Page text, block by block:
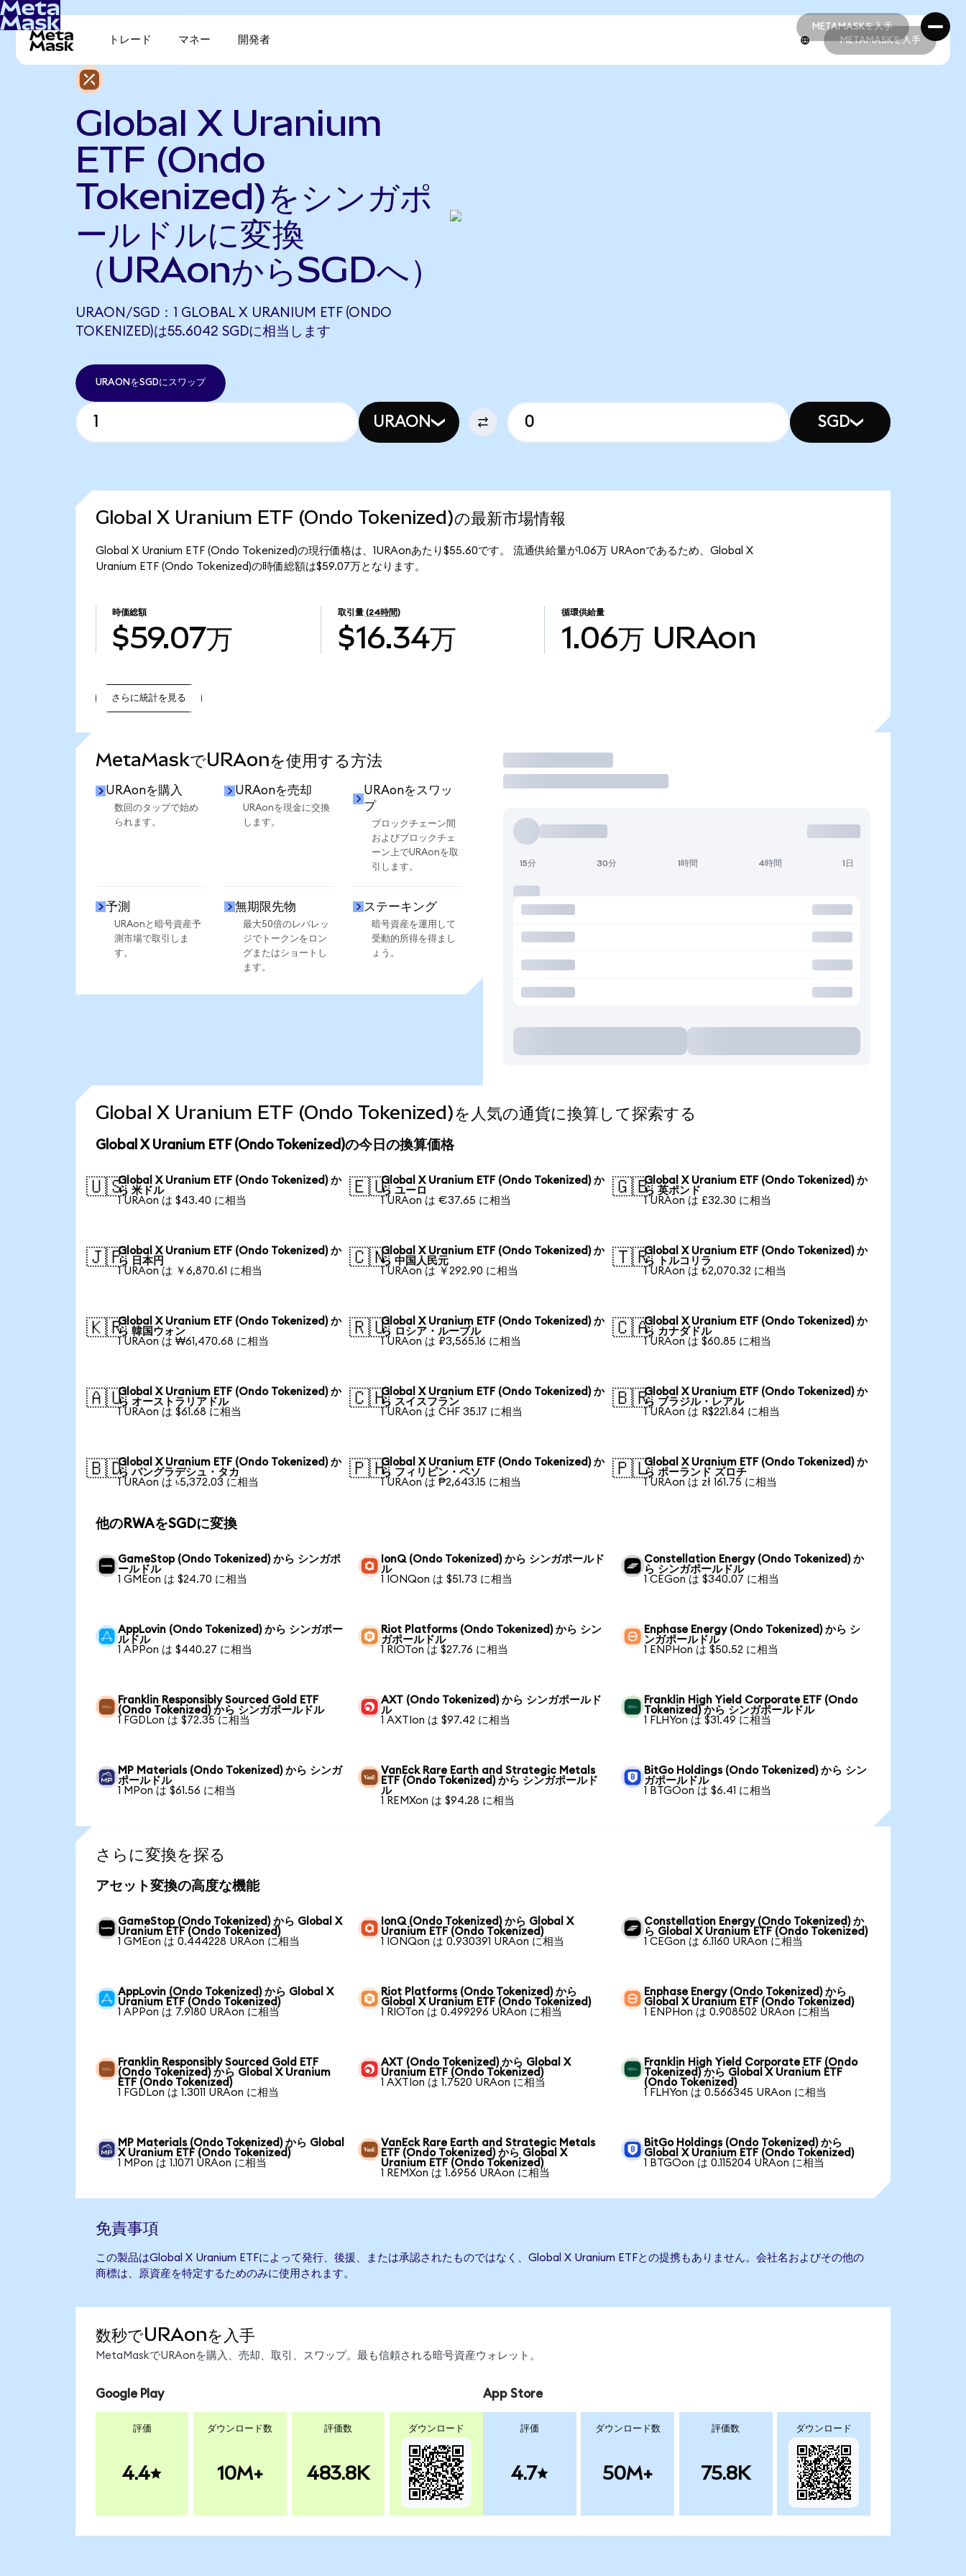
METAMASKを入手
METAMASKを入手
トレード マネー 開発者 METAMASKを入手
Global X Uranium
ETF (Ondo
Tokenized)をシンガポ
ールドルに変換
（URAonからSGDへ）
URAON/SGD：1 GLOBAL X URANIUM ETF (ONDO
TOKENIZED)は55.6042 SGDに相当します
URAONをSGDにスワップ
URAON SGD
Global X Uranium ETF (Ondo Tokenized)の最新市場情報
Global X Uranium ETF (Ondo Tokenized)の現行価格は、1URAonあたり$55.60です。 流通供給量が1.06万 URAonであるため、Global X
Uranium ETF (Ondo Tokenized)の時価総額は$59.07万となります。
時価総額
$59.07万
取引量 (24時間)
$16.34万
循環供給量
1.06万 URAon
さらに統計を見る
MetaMaskでURAonを使用する方法
URAonを購入
数回のタップで始め
られます。
URAonを売却
URAonを現金に交換
します。
URAonをスワッ
プ
ブロックチェーン間
およびブロックチェ
ーン上でURAonを取
引します。
予測
URAonと暗号資産予
測市場で取引しま
す。
無期限先物
最大50倍のレバレッ
ジでトークンをロン
グまたはショートし
ます。
ステーキング
暗号資産を運用して
受動的所得を得まし
ょう。
取引
15分 30分 1時間 4時間 1日
Global X Uranium ETF (Ondo Tokenized)を人気の通貨に換算して探索する
Global X Uranium ETF (Ondo Tokenized)の今日の換算価格
🇺🇸Global X Uranium ETF (Ondo Tokenized) か
ら 米ドル
1 URAon は $43.40 に相当
🇪🇺Global X Uranium ETF (Ondo Tokenized) か
ら ユーロ
1 URAon は €37.65 に相当
🇬🇧Global X Uranium ETF (Ondo Tokenized) か
ら 英ポンド
1 URAon は £32.30 に相当
🇯🇵Global X Uranium ETF (Ondo Tokenized) か
ら 日本円
1 URAon は ￥6,870.61 に相当
🇨🇳Global X Uranium ETF (Ondo Tokenized) か
ら 中国人民元
1 URAon は ￥292.90 に相当
🇹🇷Global X Uranium ETF (Ondo Tokenized) か
ら トルコリラ
1 URAon は ₺2,070.32 に相当
🇰🇷Global X Uranium ETF (Ondo Tokenized) か
ら 韓国ウォン
1 URAon は ₩61,470.68 に相当
🇷🇺Global X Uranium ETF (Ondo Tokenized) か
ら ロシア・ルーブル
1 URAon は ₽3,565.16 に相当
🇨🇦Global X Uranium ETF (Ondo Tokenized) か
ら カナダドル
1 URAon は $60.85 に相当
🇦🇺Global X Uranium ETF (Ondo Tokenized) か
ら オーストラリアドル
1 URAon は $61.68 に相当
🇨🇭Global X Uranium ETF (Ondo Tokenized) か
ら スイスフラン
1 URAon は CHF 35.17 に相当
🇧🇷Global X Uranium ETF (Ondo Tokenized) か
ら ブラジル・レアル
1 URAon は R$221.84 に相当
🇧🇩Global X Uranium ETF (Ondo Tokenized) か
ら バングラデシュ・タカ
1 URAon は ৳5,372.03 に相当
🇵🇭Global X Uranium ETF (Ondo Tokenized) か
ら フィリピン・ペソ
1 URAon は ₱2,643.15 に相当
🇵🇱Global X Uranium ETF (Ondo Tokenized) か
ら ポーランド ズロチ
1 URAon は zł 161.75 に相当
他のRWAをSGDに変換
GameStop (Ondo Tokenized) から シンガポ
ールドル
1 GMEon は $24.70 に相当
IonQ (Ondo Tokenized) から シンガポールド
ル
1 IONQon は $51.73 に相当
Constellation Energy (Ondo Tokenized) か
ら シンガポールドル
1 CEGon は $340.07 に相当
AppLovin (Ondo Tokenized) から シンガポー
ルドル
1 APPon は $440.27 に相当
Riot Platforms (Ondo Tokenized) から シン
ガポールドル
1 RIOTon は $27.76 に相当
Enphase Energy (Ondo Tokenized) から シ
ンガポールドル
1 ENPHon は $50.52 に相当
Franklin Responsibly Sourced Gold ETF
(Ondo Tokenized) から シンガポールドル
1 FGDLon は $72.35 に相当
AXT (Ondo Tokenized) から シンガポールド
ル
1 AXTIon は $97.42 に相当
Franklin High Yield Corporate ETF (Ondo
Tokenized) から シンガポールドル
1 FLHYon は $31.49 に相当
MP Materials (Ondo Tokenized) から シンガ
ポールドル
1 MPon は $61.56 に相当
VanEck Rare Earth and Strategic Metals
ETF (Ondo Tokenized) から シンガポールド
ル
1 REMXon は $94.28 に相当
BitGo Holdings (Ondo Tokenized) から シン
ガポールドル
1 BTGOon は $6.41 に相当
さらに変換を探る
アセット変換の高度な機能
GameStop (Ondo Tokenized) から Global X
Uranium ETF (Ondo Tokenized)
1 GMEon は 0.444228 URAon に相当
IonQ (Ondo Tokenized) から Global X
Uranium ETF (Ondo Tokenized)
1 IONQon は 0.930391 URAon に相当
Constellation Energy (Ondo Tokenized) か
ら Global X Uranium ETF (Ondo Tokenized)
1 CEGon は 6.1160 URAon に相当
AppLovin (Ondo Tokenized) から Global X
Uranium ETF (Ondo Tokenized)
1 APPon は 7.9180 URAon に相当
Riot Platforms (Ondo Tokenized) から
Global X Uranium ETF (Ondo Tokenized)
1 RIOTon は 0.499296 URAon に相当
Enphase Energy (Ondo Tokenized) から
Global X Uranium ETF (Ondo Tokenized)
1 ENPHon は 0.908502 URAon に相当
Franklin Responsibly Sourced Gold ETF
(Ondo Tokenized) から Global X Uranium
ETF (Ondo Tokenized)
1 FGDLon は 1.3011 URAon に相当
AXT (Ondo Tokenized) から Global X
Uranium ETF (Ondo Tokenized)
1 AXTIon は 1.7520 URAon に相当
Franklin High Yield Corporate ETF (Ondo
Tokenized) から Global X Uranium ETF
(Ondo Tokenized)
1 FLHYon は 0.566345 URAon に相当
MP Materials (Ondo Tokenized) から Global
X Uranium ETF (Ondo Tokenized)
1 MPon は 1.1071 URAon に相当
VanEck Rare Earth and Strategic Metals
ETF (Ondo Tokenized) から Global X
Uranium ETF (Ondo Tokenized)
1 REMXon は 1.6956 URAon に相当
BitGo Holdings (Ondo Tokenized) から
Global X Uranium ETF (Ondo Tokenized)
1 BTGOon は 0.115204 URAon に相当
免責事項
この製品はGlobal X Uranium ETFによって発行、後援、または承認されたものではなく、Global X Uranium ETFとの提携もありません。会社名およびその他の
商標は、原資産を特定するためのみに使用されます。
数秒でURAonを入手
MetaMaskでURAonを購入、売却、取引、スワップ。最も信頼される暗号資産ウォレット。
Google Play
評価
4.4
ダウンロード数
10M+
評価数
483.8K
ダウンロード
App Store
評価
4.7
ダウンロード数
50M+
評価数
75.8K
ダウンロード